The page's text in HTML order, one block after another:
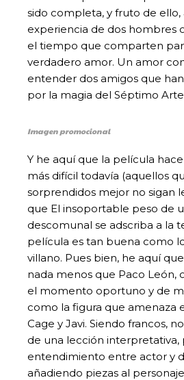
sido completa, y fruto de ello,
experiencia de dos hombres
el tiempo que comparten
verdadero amor. Un amor
entender dos amigos que
por la magia del Séptimo
Imagen promocional
Y he aquí que la película
más difícil todavía (aquellos
sorprendidos mejor no sigan
que El insoportable peso de
descomunal se adscriba a la
película es tan buena como
villano. Pues bien, he aquí
nada menos que Paco León,
el momento oportuno y de
como la figura que amenaza
Cage y Javi. Siendo francos,
de una lección
entendimiento entre actor y
añadiendo piezas al